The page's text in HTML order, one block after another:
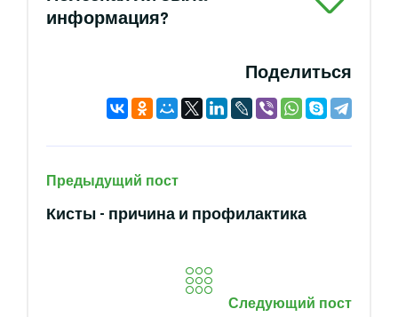
информация?
Поделиться
Предыдущий пост
Кисты - причина и профилактика
Следующий пост